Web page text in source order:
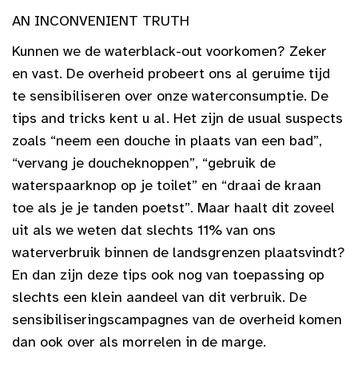
AN INCONVENIENT TRUTH
Kunnen we de waterblack-out voorkomen? Zeker
en vast. De overheid probeert ons al geruime tijd
te sensibiliseren over onze waterconsumptie. De
tips and tricks kent u al. Het zijn de usual suspects
zoals “neem een douche in plaats van een bad”,
“vervang je doucheknoppen”, “gebruik de
waterspaarknop op je toilet” en “draai de kraan
toe als je je tanden poetst”. Maar haalt dit zoveel
uit als we weten dat slechts 11% van ons
waterverbruik binnen de landsgrenzen plaatsvindt?
En dan zijn deze tips ook nog van toepassing op
slechts een klein aandeel van dit verbruik. De
sensibiliseringscampagnes van de overheid komen
dan ook over als morrelen in de marge.